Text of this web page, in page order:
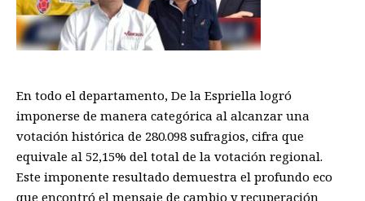
En todo el departamento, De la Espriella logró
imponerse de manera categórica al alcanzar una
votación histórica de 280.098 sufragios, cifra que
equivale al 52,15% del total de la votación regional.
Este imponente resultado demuestra el profundo eco
que encontró el mensaje de cambio y recuperación